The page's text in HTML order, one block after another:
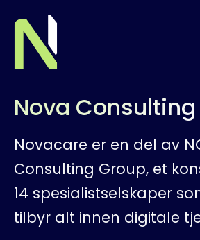
Om
Nova
Novacare er en del av
Consulting Group, et
14 spesialistselskaper
tilbyr alt innen digitale